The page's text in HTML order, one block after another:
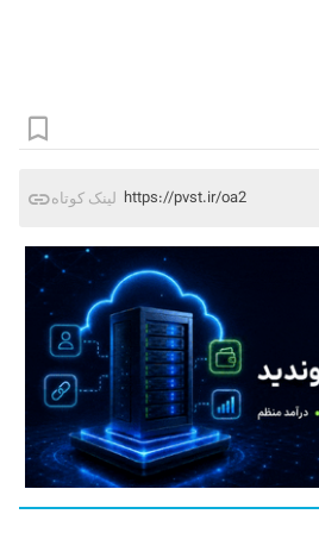
لینک کوتاه https://pvst.ir/oa2